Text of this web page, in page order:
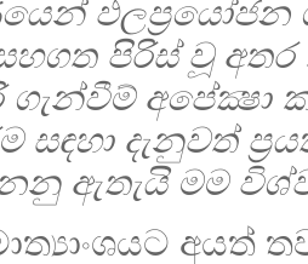
ඵලප්‍රයෝජන
පිරිස් වූ
අපේක්‍ෂා
දැනුවත්
ඇතැයි මම
අයත්